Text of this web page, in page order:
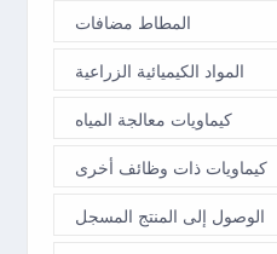
المطاط مضافات
المواد الكيميائية الزراعية
كيماويات معالجة المياه
كيماويات ذات وظائف أخرى
الوصول إلى المنتج المسجل